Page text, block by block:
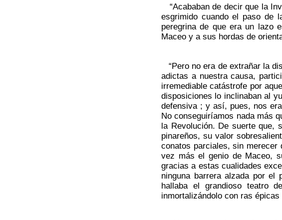
“Acababan de decir que la
esgrimido cuando el paso de
peregrina de que era un lazo
Maceo y a sus hordas de
“Pero no era de extrañar la
adictas a nuestra causa,
irremediable catástrofe por
disposiciones lo inclinaban al
defensiva ; y así, pues, nos
No conseguiríamos nada más
la Revolución. De suerte que,
pinareños, su valor
conatos parciales, sin merecer
vez más el genio de Maceo,
gracias a estas cualidades
ninguna barrera alzada por el
hallaba el grandioso teatro
inmortalizándolo con ras épicas